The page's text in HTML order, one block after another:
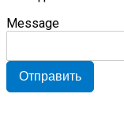
Message
Отправить